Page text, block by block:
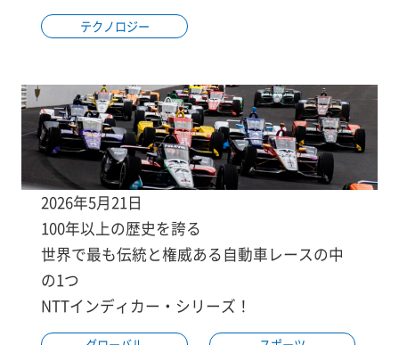
テクノロジー
2026年5月21日
100年以上の歴史を誇る
世界で最も伝統と権威ある自動車レースの中
の1つ
NTTインディカー・シリーズ！